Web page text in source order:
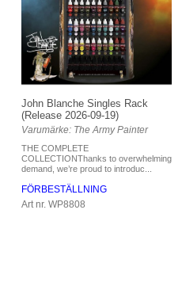
John Blanche Singles Rack
(Release 2026-09-19)
Varumärke: The Army Painter
THE COMPLETE
COLLECTIONThanks to overwhelming
demand, we’re proud to introduc...
FÖRBESTÄLLNING
Art nr. WP8808